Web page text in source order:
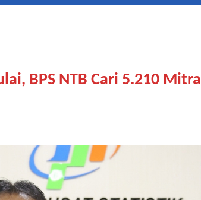
BPS NTB Cari 5.210 Mitra